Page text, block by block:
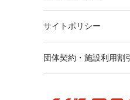
サイトポリシー
団体契約・施設利用割引